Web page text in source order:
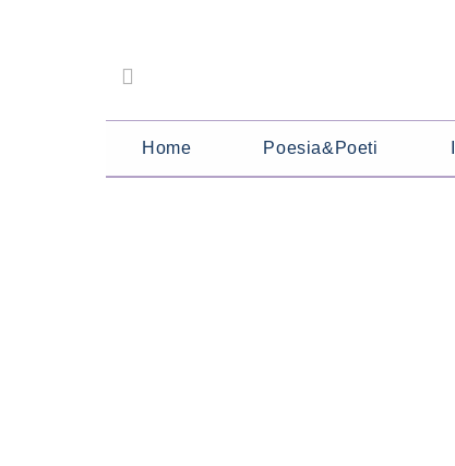
Home Poesia&Poeti